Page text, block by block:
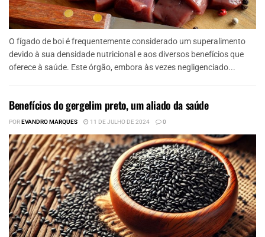
O fígado de boi é frequentemente considerado um superalimento
devido à sua densidade nutricional e aos diversos benefícios que
oferece à saúde. Este órgão, embora às vezes negligenciado...
Benefícios do gergelim preto, um aliado da saúde
POREVANDRO MARQUES 11 DE JULHO DE 2024 0